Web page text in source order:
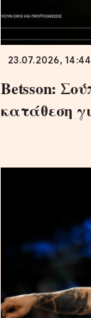
23.07.2026, 14:44
Betsson:
κατάθεση